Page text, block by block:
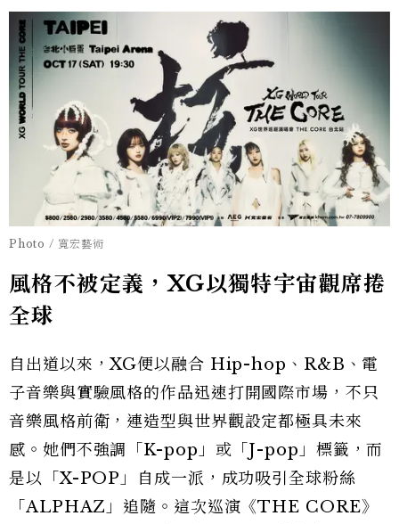
Photo / 寬宏藝術
風格不被定義，XG以獨特宇宙觀席捲
全球
自出道以來，XG便以融合 Hip-hop、R&B、電
子音樂與實驗風格的作品迅速打開國際市場，不只
音樂風格前衛，連造型與世界觀設定都極具未來
感。她們不強調「K-pop」或「J-pop」標籤，而
是以「X-POP」自成一派，成功吸引全球粉絲
「ALPHAZ」追隨。這次巡演《THE CORE》